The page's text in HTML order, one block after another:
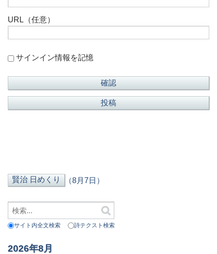
URL（任意）
サインイン情報を記憶
（8月7日）
サイト内全文検索 詩テクスト検索
2026年8月